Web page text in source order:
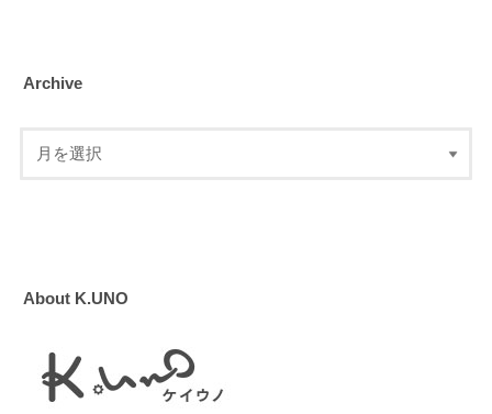
Archive
About K.UNO